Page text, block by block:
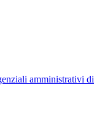
amministrativi di